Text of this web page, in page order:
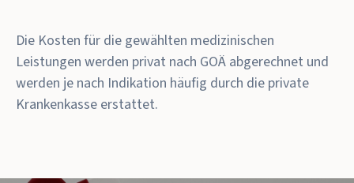
Die Kosten für die gewählten medizinischen
Leistungen werden privat nach GOÄ abgerechnet und
werden je nach Indikation häufig durch die private
Krankenkasse erstattet.